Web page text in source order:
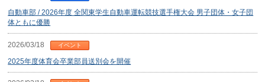
自動車部 / 2026年度 全関東学生自動車運転競技選手権大会 男子団体・女子団
体ともに優勝
2026/03/18 イベント
2025年度体育会卒業部員送別会を開催